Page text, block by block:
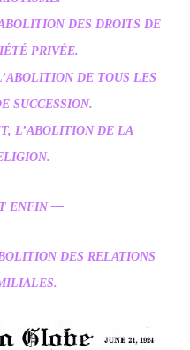
DES DROITS DE
PRIVÉE.
DE TOUS LES
SUCCESSION.
L’ABOLITION DE LA
ENFIN —
DES RELATIONS